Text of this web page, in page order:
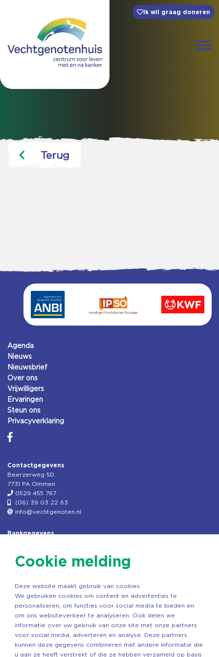
Ik wil graag doneren
Terug
Agenda
Nieuws
Nieuwsbrief
Over ons
Vrijwilligers
Ervaringen
Steun ons
Privacyverklaring
Contactgegevens
Beerzerweg 5D.
7731 PA Ommen
0529 455 767
(06) 39 03 22 63
info@vechtgenoten.nl
Bankgegevens
Rek.nr: NL85RABO0127579230
Copyright ©2026 Vechtgenoten
Cookie melding
Deze website maakt gebruik van cookies.
We gebruiken cookies om content en advertenties te
personaliseren, om functies voor social media te bieden en
om ons websiteverkeer te analyseren. Ook delen we
informatie over uw gebruik van onze site met onze partners
voor social media, adverteren en analyse. Deze partners
kunnen deze gegevens combineren met andere informatie die
u aan ze heeft verstrekt of die ze hebben verzameld op basis